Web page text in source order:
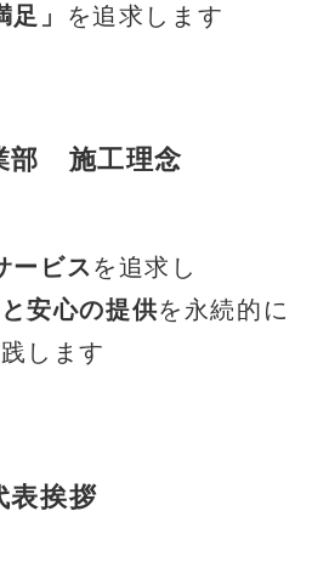
足」 を追求します
部 施工理念
ービス を追求し
安心の提供を永続的に
します
表挨拶